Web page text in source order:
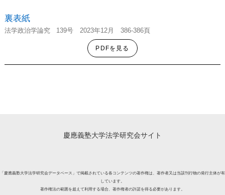
裏表紙
法学政治学論究 139号 2023年12月 386-386頁
PDFを見る
慶應義塾大学法学研究会サイト
「慶應義塾大学法学研究会データベース」で掲載されている各コンテンツの著作権は、著作者又は当該刊行物の発行主体が有
しています。
著作権法の範囲を超えて利用する場合、著作権者の許諾を得る必要があります。